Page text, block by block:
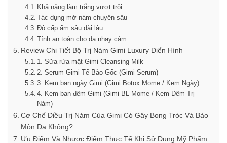
Khả năng làm trắng vượt trội
Tác dụng mờ nám chuyên sâu
Độ cấp ẩm sâu dài lâu
Tính an toàn cho da nhạy cảm
Review Chi Tiết Bộ Trị Nám Gimi Luxury Điển Hình
1. Sữa rửa mặt Gimi Cleansing Milk
2. Serum Gimi Tế Bào Gốc (Gimi Serum)
3. Kem ban ngày Gimi (Gimi Botox Mome / Kem Ngày)
4. Kem ban đêm Gimi (Gimi BL Mome / Kem Đêm Trị
Nám)
Cơ Chế Điều Trị Nám Của Gimi Có Gây Bong Tróc Và Bào
Mòn Da Không?
Ưu Điểm Và Nhược Điểm Thực Tế Khi Sử Dụng Mỹ Phẩm